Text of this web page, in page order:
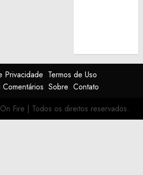
Privacidade Termos de Uso
Sobre Contato
Fire | Todos os direitos reservados.